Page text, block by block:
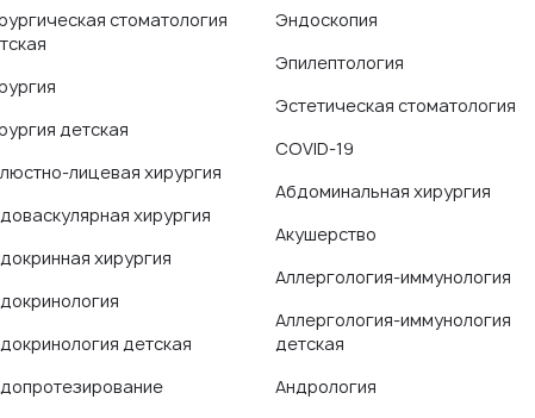
стоматология
детская
лицевая хирургия
хирургия
хирургия
детская
Эндоскопия
Эпилептология
Эстетическая стоматология
COVID-19
Абдоминальная хирургия
Акушерство
Аллергология-иммунология
Аллергология-иммунология
детская
Андрология